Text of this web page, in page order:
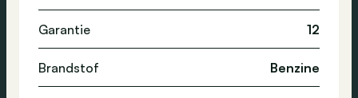
Garantie 12
Brandstof Benzine